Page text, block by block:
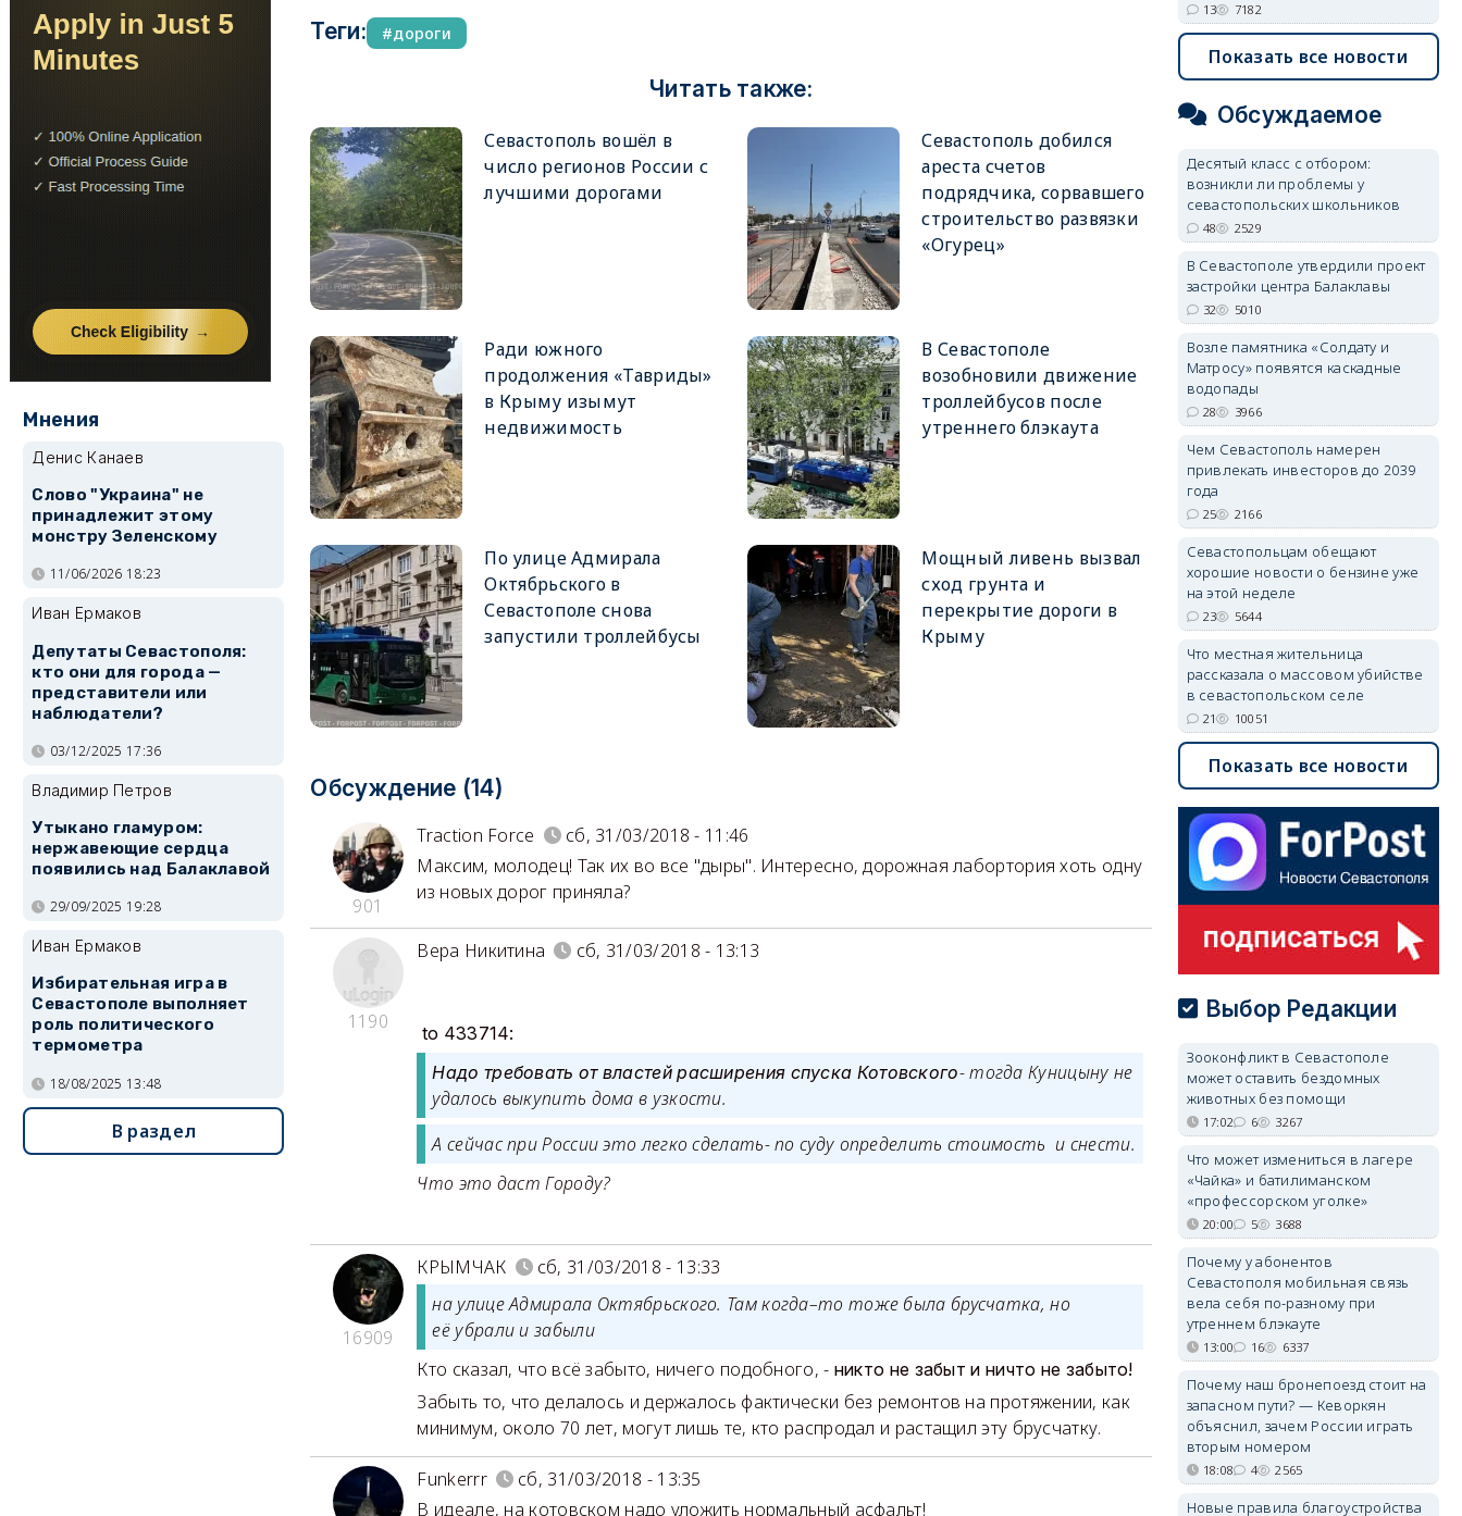
Теги: дороги
Читать также:
Севастополь вошёл в
число регионов России с
лучшими дорогами
Севастополь добился
ареста счетов
подрядчика, сорвавшего
строительство развязки
«Огурец»
Ради южного
продолжения «Тавриды»
в Крыму изымут
недвижимость
В Севастополе
возобновили движение
троллейбусов после
утреннего блэкаута
По улице Адмирала
Октябрьского в
Севастополе снова
запустили троллейбусы
Мощный ливень вызвал
сход грунта и
перекрытие дороги в
Крыму
Обсуждение (14)
901
Traction Force
сб, 31/03/2018 - 11:46
Максим, молодец! Так их во все "дыры". Интересно, дорожная лабортория хоть одну
из новых дорог приняла?
1190
Вера Никитина сб, 31/03/2018 - 13:13
to 433714:
Надо требовать от властей расширения спуска Котовского- тогда Куницыну не
удалось выкупить дома в узкости.
А сейчас при России это легко сделать- по суду определить стоимость и снести.
Что это даст Городу?
16909
КРЫМЧАК
сб, 31/03/2018 - 13:33
на улице Адмирала Октябрьского. Там когда–то тоже была брусчатка, но
её убрали и забыли
Кто сказал, что всё забыто, ничего подобного, - никто не забыт и ничто не забыто!
Забыть то, что делалось и держалось фактически без ремонтов на протяжении, как
минимум, около 70 лет, могут лишь те, кто распродал и растащил эту брусчатку.
Funkerrr
сб, 31/03/2018 - 13:35
В идеале, на котовском надо уложить нормальный асфальт!
Мнения
Денис Канаев
Слово "Украина" не
принадлежит этому
монстру Зеленскому
11/06/2026 18:23
Иван Ермаков
Депутаты Севастополя:
кто они для города —
представители или
наблюдатели?
03/12/2025 17:36
Владимир Петров
Утыкано гламуром:
нержавеющие сердца
появились над Балаклавой
29/09/2025 19:28
Иван Ермаков
Избирательная игра в
Севастополе выполняет
роль политического
термометра
18/08/2025 13:48
В раздел
13 7182
Показать все новости
Обсуждаемое
Десятый класс с отбором:
возникли ли проблемы у
севастопольских школьников
48 2529
В Севастополе утвердили проект
застройки центра Балаклавы
32 5010
Возле памятника «Солдату и
Матросу» появятся каскадные
водопады
28 3966
Чем Севастополь намерен
привлекать инвесторов до 2039
года
25 2166
Севастопольцам обещают
хорошие новости о бензине уже
на этой неделе
23 5644
Что местная жительница
рассказала о массовом убийстве
в севастопольском селе
21 10051
Показать все новости
Выбор Редакции
Зооконфликт в Севастополе
может оставить бездомных
животных без помощи
17:02 6 3267
Что может измениться в лагере
«Чайка» и батилиманском
«профессорском уголке»
20:00 5 3688
Почему у абонентов
Севастополя мобильная связь
вела себя по-разному при
утреннем блэкауте
13:00 16 6337
Почему наш бронепоезд стоит на
запасном пути? — Кеворкян
объяснил, зачем России играть
вторым номером
18:08 4 2565
Новые правила благоустройства